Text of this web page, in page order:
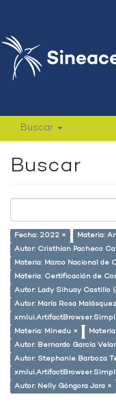
Buscar
Buscar
Fecha: 2022 ×
Materia:
Autor: Cristhian Pacheco
Materia: Marco Nacional de
Materia: Certificación de
Autor: Lady Sihuay Castillo
Autor: María Rosa
Materia: Minedu ×
Autor: Bernardo García
Autor: Stephanie Barboza
Autor: Nelly Góngora Jara ×